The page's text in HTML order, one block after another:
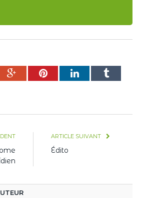
Google+PinterestLinkedInTumblr
ARTICLE SUIVANT
Édito